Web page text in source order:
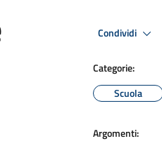
Condividi
Categorie:
Scuola
Argomenti: